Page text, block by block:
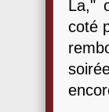
La,"
coté